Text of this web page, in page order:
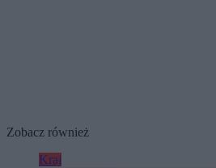
Zobacz również
Kraj